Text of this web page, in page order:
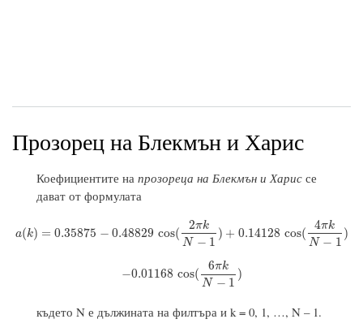
Прозорец на Блекмън и Харис
Коефициентите на прозореца на Блекмън и Харис се
дават от формулата
a(k) = 0.35875 − 0.48829 cos(
2πk
N − 1
) + 0.14128 cos(
4πk
N − 1
)
a( k)=0.35875− 0.48829cos(2πkN−1)+0.14128cos(4 πkN−1)
−0.01168 cos(
6πk
N − 1
)
−0.01168cos(6πkN−1)
където N е дължината на филтъра и k = 0, 1, …, N – 1.